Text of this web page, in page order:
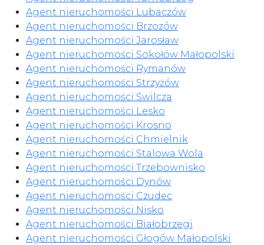
Agent nieruchomości Lubaczów
Agent nieruchomości Brzozów
Agent nieruchomości Jarosław
Agent nieruchomości Sokołów Małopolski
Agent nieruchomości Rymanów
Agent nieruchomości Strzyżów
Agent nieruchomości Świlcza
Agent nieruchomości Lesko
Agent nieruchomości Krosno
Agent nieruchomości Chmielnik
Agent nieruchomości Stalowa Wola
Agent nieruchomości Trzebownisko
Agent nieruchomości Dynów
Agent nieruchomości Czudec
Agent nieruchomości Nisko
Agent nieruchomości Białobrzegi
Agent nieruchomości Głogów Małopolski